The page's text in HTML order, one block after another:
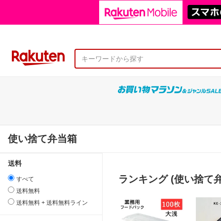
使い捨て弁当箱
送料
すべて
送料無料
送料無料 + 送料無料ライン
ランキング (使い捨て